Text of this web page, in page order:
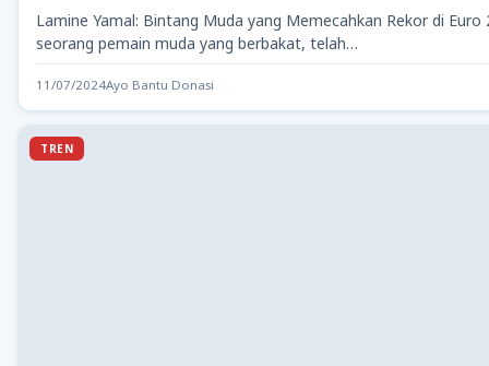
Lamine Yamal: Bintang Muda yang Memecahkan Rekor di Euro
seorang pemain muda yang berbakat, telah…
11/07/2024Ayo Bantu Donasi
TREN